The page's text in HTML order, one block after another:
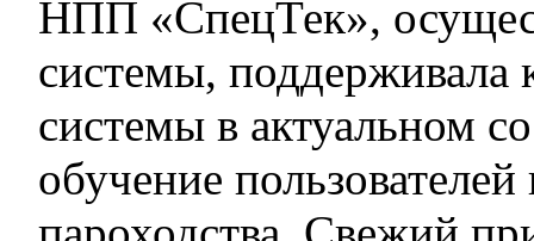
НПП «СпецТек»,
системы, поддерживала
системы в актуальном
обучение